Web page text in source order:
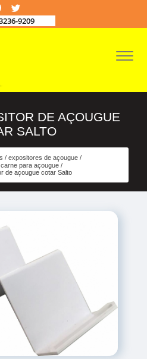
9209
DE AÇOUGUE
SALTO
expositores de açougue
para açougue
de açougue cotar Salto